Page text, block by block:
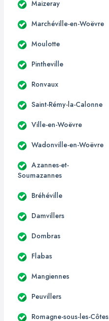
Maizeray
Marchéville-en-Woëvre
Moulotte
Pintheville
Ronvaux
Saint-Rémy-la-Calonne
Ville-en-Woëvre
Wadonville-en-Woëvre
Azannes-et-
Soumazannes
Bréhéville
Damvillers
Dombras
Flabas
Mangiennes
Peuvillers
Romagne-sous-les-Côtes